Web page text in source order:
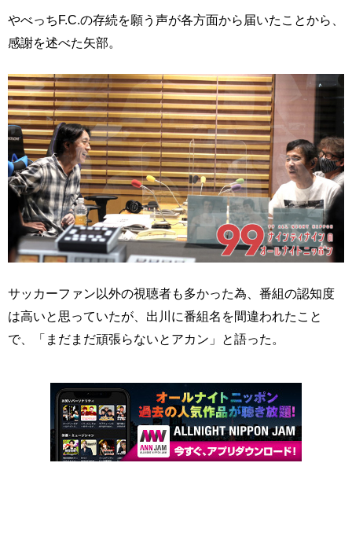
やべっちF.C.の存続を願う声が各方面から届いたことから、
感謝を述べた矢部。
サッカーファン以外の視聴者も多かった為、番組の認知度
は高いと思っていたが、出川に番組名を間違われたこと
で、「まだまだ頑張らないとアカン」と語った。